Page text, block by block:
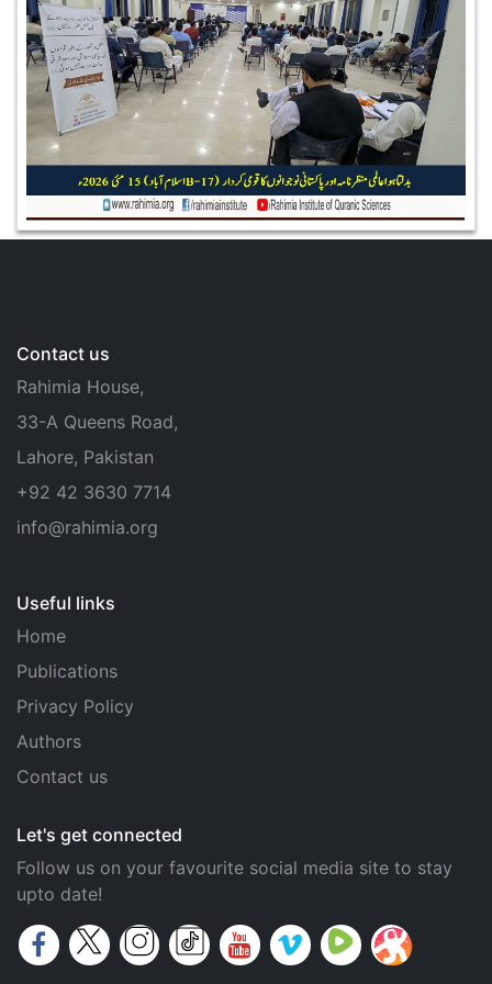
Contact us
Rahimia House,
33-A Queens Road,
Lahore, Pakistan
+92 42 3630 7714
info@rahimia.org
Useful links
Home
Publications
Privacy Policy
Authors
Contact us
Let's get connected
Follow us on your favourite social media site to stay
upto date!